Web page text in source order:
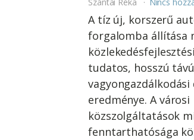
A tíz új, korszerű
forgalomba állítása
tudatos, hosszú távú
vagyongazdálkodási
eredménye. A városi
közszolgáltatások
fenntarthatósága